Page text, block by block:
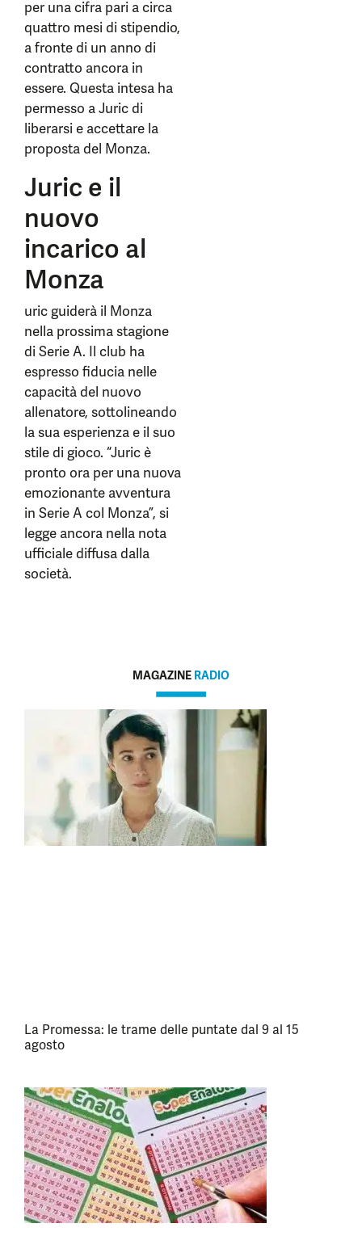
per una cifra pari a circa
quattro mesi di stipendio,
a fronte di un anno di
contratto ancora in
essere. Questa intesa ha
permesso a Juric di
liberarsi e accettare la
proposta del Monza.
Juric e il
nuovo
incarico al
Monza
uric guiderà il Monza
nella prossima stagione
di Serie A. Il club ha
espresso fiducia nelle
capacità del nuovo
allenatore, sottolineando
la sua esperienza e il suo
stile di gioco. “Juric è
pronto ora per una nuova
emozionante avventura
in Serie A col Monza”, si
legge ancora nella nota
ufficiale diffusa dalla
società.
MAGAZINE RADIO
La Promessa: le trame delle puntate dal 9 al 15
agosto